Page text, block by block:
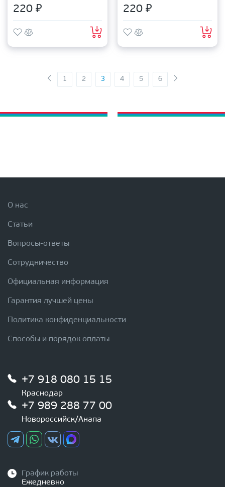
220 ₽ 220 ₽
1 2 3 4 5 6
О нас
Статьи
Вопросы-ответы
Сотрудничество
Официальная информация
Гарантия лучшей цены
Политика конфиденциальности
Способы и порядок оплаты
+7 918 080 15 15
Краснодар
+7 989 288 77 00
Новороссийск/Анапа
График работы
Ежедневно